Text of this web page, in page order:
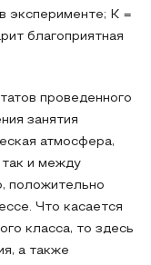
эксперименте; К =
благоприятная
проведенного
занятия
атмосфера,
и между
положительно
Что касается
класса, то здесь
а также